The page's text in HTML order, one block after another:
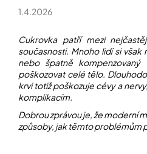
CVIČÍME
PRO
OBJEVUJTE
TVOŘTE
NÁMI
CHYTRÝ
PRŮVODCE
1.4.2026
Cukrovka patří mezi
současnosti. Mnoho lidí si
nebo špatně
poškozovat celé tělo.
krvi totiž poškozuje cévy a
komplikacím.
Dobrou zprávou je, že moderní
způsoby, jak těmto problémům
b
u
e
e
n
a